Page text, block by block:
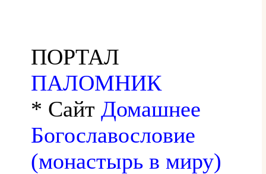
ПОРТАЛ
ПАЛОМНИК
* Сайт Домашнее
Богославословие
(монастырь в миру)